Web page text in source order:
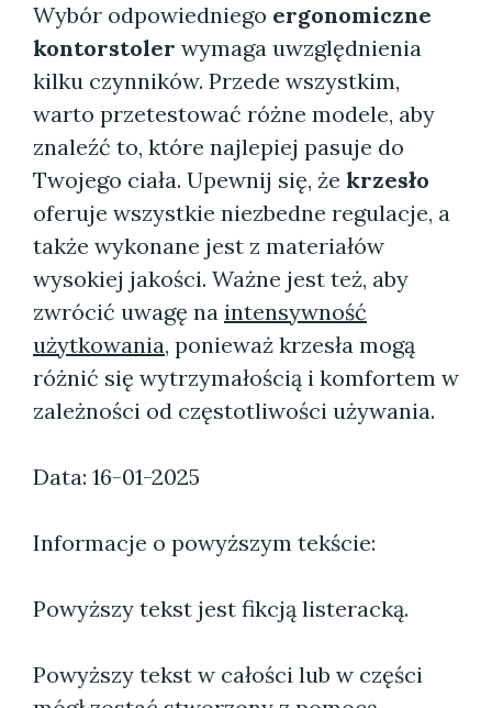
Wybór odpowiedniego ergonomiczne
kontorstoler wymaga uwzględnienia
kilku czynników. Przede wszystkim,
warto przetestować różne modele, aby
znaleźć to, które najlepiej pasuje do
Twojego ciała. Upewnij się, że krzesło
oferuje wszystkie niezbedne regulacje, a
także wykonane jest z materiałów
wysokiej jakości. Ważne jest też, aby
zwrócić uwagę na intensywność
użytkowania, ponieważ krzesła mogą
różnić się wytrzymałością i komfortem w
zależności od częstotliwości używania.
Data: 16-01-2025
Informacje o powyższym tekście:
Powyższy tekst jest fikcją listeracką.
Powyższy tekst w całości lub w części